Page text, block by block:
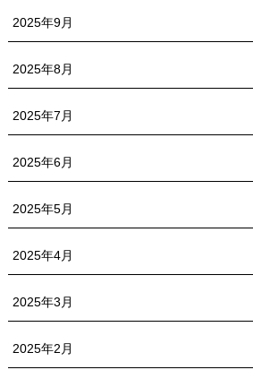
2025年9月
2025年8月
2025年7月
2025年6月
2025年5月
2025年4月
2025年3月
2025年2月